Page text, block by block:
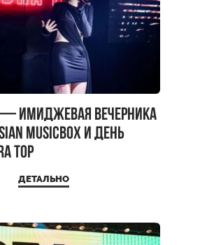
— имиджевая вечерника
MUSICBOX и день
Top
ДЕТАЛЬНО